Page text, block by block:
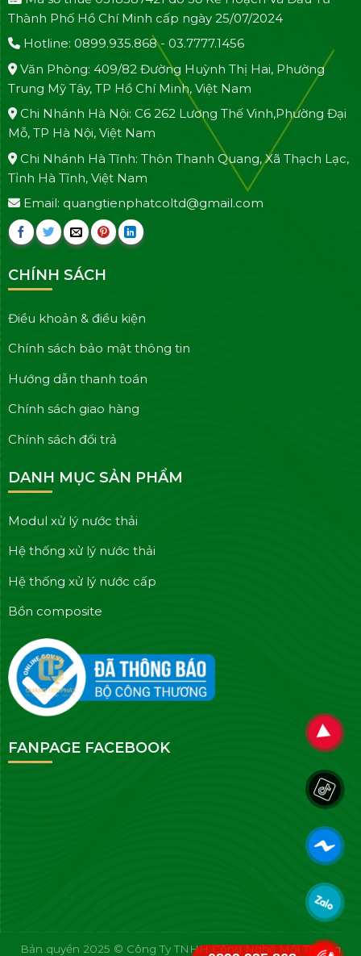
Thành Phố Hồ Chí Minh cấp ngày 25/07/2024
Hotline: 0899.935.868 - 03.7777.1456
Văn Phòng: 409/82 Đường Huỳnh Thị Hai, Phường
Trung Mỹ Tây, TP Hồ Chí Minh, Việt Nam
Chi Nhánh Hà Nội: C6 262 Lương Thế Vinh,Phường Đại
Mỗ, TP Hà Nội, Việt Nam
Chi Nhánh Hà Tĩnh: Thôn Thanh Quang, Xã Thạch Lạc,
Tỉnh Hà Tĩnh, Việt Nam
Email: quangtienphatcoltd@gmail.com
CHÍNH SÁCH
Điều khoản & điều kiện
Chính sách bảo mật thông tin
Hướng dẫn thanh toán
Chính sách giao hàng
Chính sách đổi trả
DANH MỤC SẢN PHẨM
Modul xử lý nước thải
Hệ thống xử lý nước thải
Hệ thống xử lý nước cấp
Bồn composite
FANPAGE FACEBOOK
Bản quyền 2025 © Công Ty TNHH Công Nghệ Môi Trường